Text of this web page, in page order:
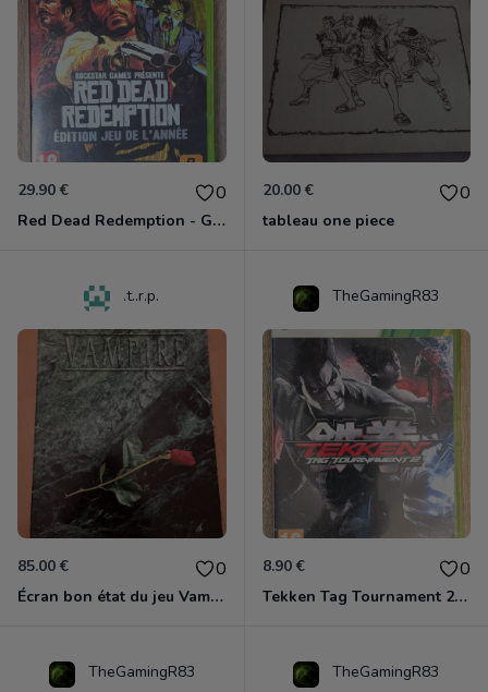
29.90 € 0
Red Dead Redemption - Game Of The Year Xbox 360
20.00 € 0
tableau one piece
.t..r.p.
85.00 € 0
Écran bon état du jeu Vampire et livre de règles « la mascarade » état d’usage
TheGamingR83
8.90 € 0
Tekken Tag Tournament 2 Xbox 360
TheGamingR83 TheGamingR83